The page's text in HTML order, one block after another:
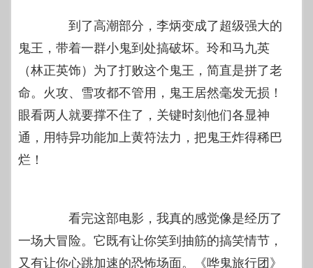
到了高潮部分，李炳变成了超级强大的
鬼王，带着一群小鬼到处搞破坏。玲和马九英
（林正英饰）为了打败这个鬼王，简直是拼了老
命。火攻、雪攻都不管用，鬼王居然毫发无损！
眼看两人就要撑不住了，关键时刻他们各显神
通，用特异功能加上黄符法力，把鬼王炸得稀巴
烂！
看完这部电影，我真的感觉像是经历了
一场大冒险。它既有让你笑到抽筋的搞笑情节，
又有让你心跳加速的恐怖场面。《哗鬼旅行团》